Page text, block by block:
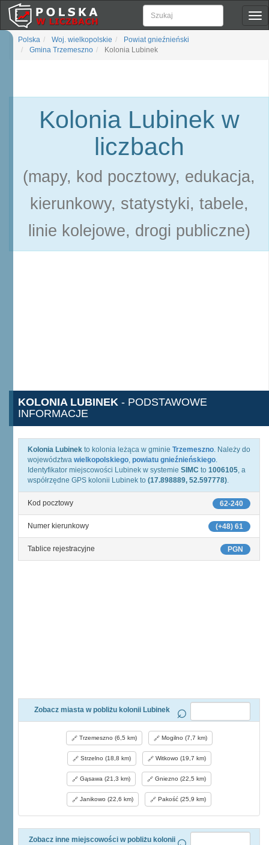
Polska Woj. wielkopolskie
Powiat gnieźnieński
Gmina Trzemeszno
Kolonia Lubinek
Kolonia Lubinek w
liczbach
(mapy, kod pocztowy, edukacja,
kierunkowy, statystyki, tabele,
linie kolejowe, drogi publiczne)
KOLONIA LUBINEK - PODSTAWOWE
INFORMACJE
Kolonia Lubinek to kolonia leżąca w gminie Trzemeszno. Należy do
województwa wielkopolskiego, powiatu gnieźnieńskiego.
Identyfikator miejscowości Lubinek w systemie SIMC to 1006105, a
współrzędne GPS kolonii Lubinek to (17.898889, 52.597778).
62-240
Kod pocztowy
(+48) 61
Numer kierunkowy
PGN
Tablice rejestracyjne
Zobacz miasta w pobliżu kolonii Lubinek
Trzemeszno (6,5 km) Mogilno (7,7 km)
Strzelno (18,8 km) Witkowo (19,7 km)
Gąsawa (21,3 km) Gniezno (22,5 km)
Janikowo (22,6 km) Pakość (25,9 km)
Zobacz inne miejscowości w pobliżu kolonii